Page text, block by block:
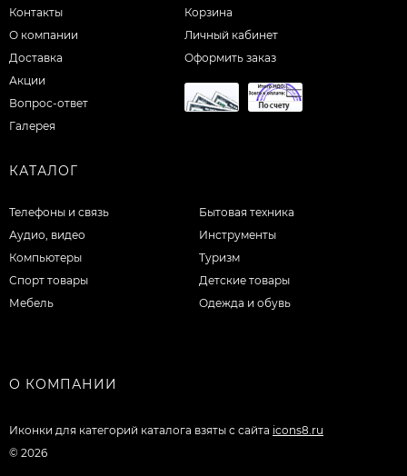
Контакты
О компании
Доставка
Акции
Вопрос-ответ
Галерея
Корзина
Личный кабинет
Оформить заказ
КАТАЛОГ
Телефоны и связь
Аудио, видео
Компьютеры
Спорт товары
Мебель
Бытовая техника
Инструменты
Туризм
Детские товары
Одежда и обувь
О КОМПАНИИ
Иконки для категорий каталога взяты с сайта icons8.ru
© 2026